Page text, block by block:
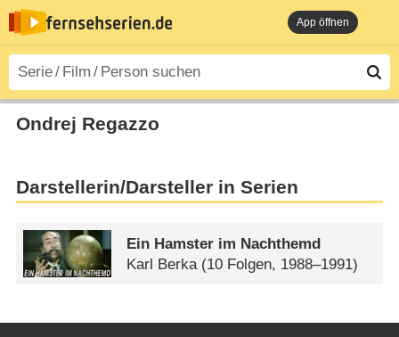
App öffnen
Ondrej Regazzo
Darstellerin/Darsteller in Serien
Ein Hamster im Nachthemd
Karl Berka (10 Folgen, 1988–1991)